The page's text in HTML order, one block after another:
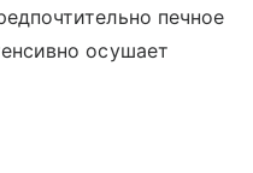
печное
осушает